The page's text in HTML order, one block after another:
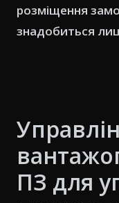
розміщення
знадобиться
ПЗ для